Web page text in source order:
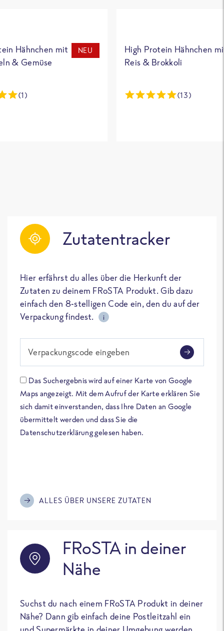
Hähnchen mit
& Gemüse
NEU
(1)
High Protein Hähnchen
Reis & Brokkoli
(13)
Zutatentracker
Hier erfährst du alles über die Herkunft der
Zutaten zu deinem FRoSTA Produkt. Gib dazu
einfach den 8-stelligen Code ein, den du auf der
Verpackung findest.
i
Verpackungscode eingeben
Das Suchergebnis wird auf einer Karte von Google
Maps angezeigt. Mit dem Aufruf der Karte erklären Sie
sich damit einverstanden, dass Ihre Daten an Google
übermittelt werden und dass Sie die
Datenschutzerklärung gelesen haben.
ALLES ÜBER UNSERE ZUTATEN
FRoSTA in deiner
Nähe
Suchst du nach einem FRoSTA Produkt in deiner
Nähe? Dann gib einfach deine Postleitzahl ein